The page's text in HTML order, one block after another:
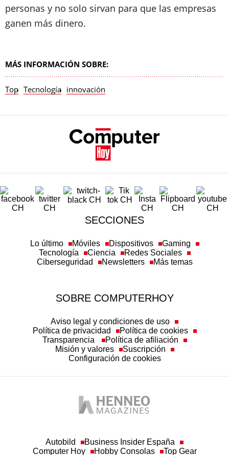
personas y no solo sirvan para que las empresas
ganen más dinero.
MÁS INFORMACIÓN SOBRE:
Top Tecnología innovación
SECCIONES
Lo último Móviles Dispositivos
Gaming
Tecnología
Ciencia
Redes Sociales
Ciberseguridad
Newsletters Más temas
SOBRE COMPUTERHOY
Aviso legal y condiciones de uso
Política de privacidad
Política de cookies
Transparencia
Política de afiliación
Misión y valores
Suscripción
Configuración de cookies
Autobild
Business Insider España
Computer Hoy
Hobby Consolas Top Gear